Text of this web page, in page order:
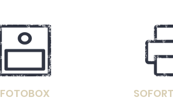
FOTOBOX